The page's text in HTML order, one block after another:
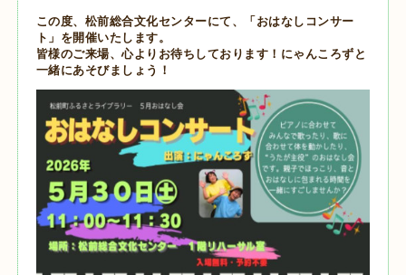
この度、松前総合文化センターにて、「おはなしコンサー
ト」を開催いたします。
皆様のご来場、心よりお待ちしております！にゃんころずと
一緒にあそびましょう！